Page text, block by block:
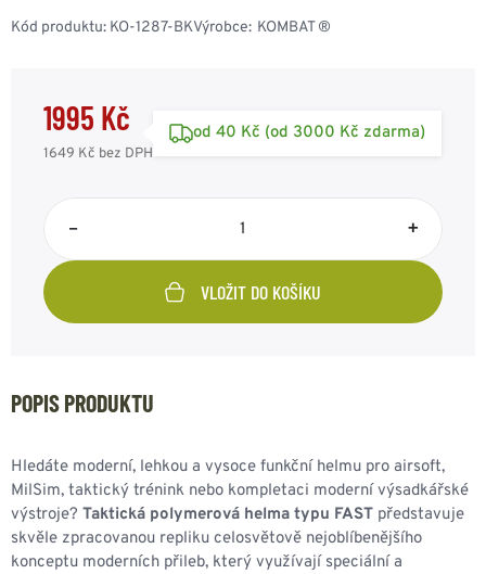
Kód produktu: KO-1287-BKVýrobce: KOMBAT ®
1995 Kč
1649 Kč bez DPH
od 40 Kč (od 3000 Kč zdarma)
– +
VLOŽIT DO KOŠÍKU
POPIS PRODUKTU
Hledáte moderní, lehkou a vysoce funkční helmu pro airsoft,
MilSim, taktický trénink nebo kompletaci moderní výsadkářské
výstroje? Taktická polymerová helma typu FAST představuje
skvěle zpracovanou repliku celosvětově nejoblíbenějšího
konceptu moderních přileb, který využívají speciální a